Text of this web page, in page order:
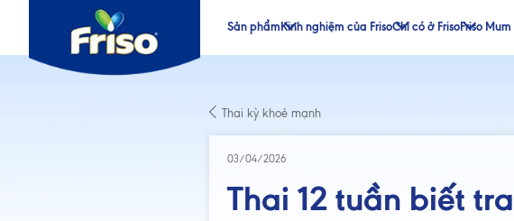
Sản phẩm
®
Kinh nghiệm của FrisoChỉ có ở FrisoFriso
Thai kỳ khoẻ mạnh
03/04/2026
Thai 12 tuần biết